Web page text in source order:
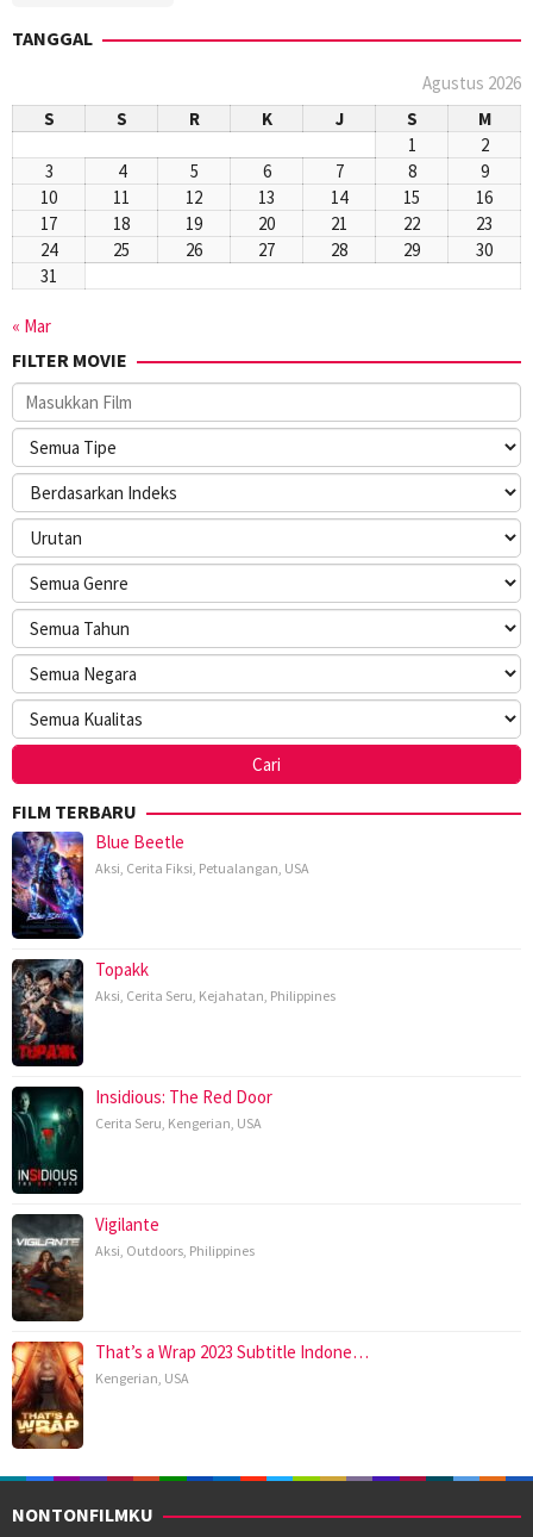
TANGGAL
Agustus 2026
S
S R K J S
M
1
2
3
4 5 6 7 8
9
10
11 12 13 14 15
16
17
18 19 20 21 22
23
24
25 26 27 28 29
30
31
« Mar
FILTER MOVIE
FILM TERBARU
Blue Beetle
Aksi, Cerita Fiksi, Petualangan, USA
Topakk
Aksi, Cerita Seru, Kejahatan, Philippines
Insidious: The Red Door
Cerita Seru, Kengerian, USA
Vigilante
Aksi, Outdoors, Philippines
That’s a Wrap 2023 Subtitle Indone…
Kengerian, USA
NONTONFILMKU